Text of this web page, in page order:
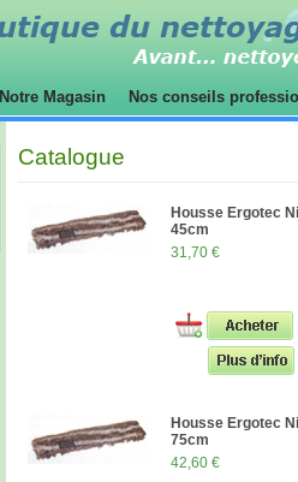
Notre Magasin Nos conseils
Catalogue
Housse Ergotec
45cm
31,70 €
Housse Ergotec
75cm
42,60 €